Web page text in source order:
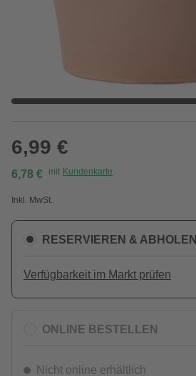
6,99 €
6,78 € mit Kundenkarte
Inkl. MwSt.
RESERVIEREN & ABHOLEN
Verfügbarkeit im Markt prüfen
ONLINE BESTELLEN
Nicht online erhältlich